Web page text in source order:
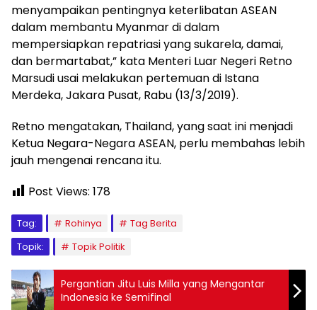
menyampaikan pentingnya keterlibatan ASEAN
dalam membantu Myanmar di dalam
mempersiapkan repatriasi yang sukarela, damai,
dan bermartabat,” kata Menteri Luar Negeri Retno
Marsudi usai melakukan pertemuan di Istana
Merdeka, Jakara Pusat, Rabu (13/3/2019).
Retno mengatakan, Thailand, yang saat ini menjadi
Ketua Negara-Negara ASEAN, perlu membahas lebih
jauh mengenai rencana itu.
Post Views: 178
Tag: Rohinya
Tag Berita
Topik:
Topik Politik
Pergantian Jitu Luis Milla yang Mengantar
Indonesia ke Semifinal